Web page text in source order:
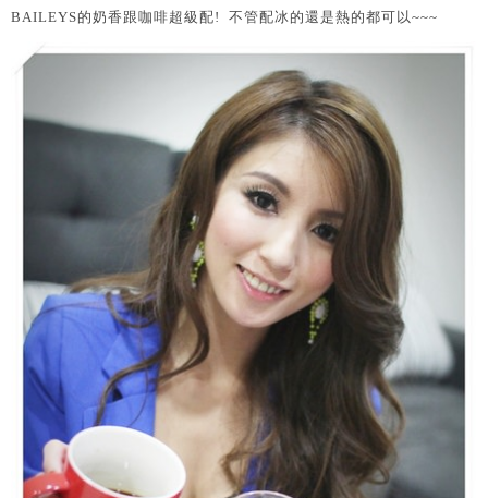
BAILEYS的奶香跟咖啡超級配! 不管配冰的還是熱的都可以~~~